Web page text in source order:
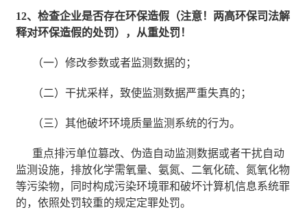
12、检查企业是否存在环保造假（注意！两高环保司法解
释对环保造假的处罚），从重处罚！
（一）修改参数或者监测数据的；
（二）干扰采样，致使监测数据严重失真的；
（三）其他破坏环境质量监测系统的行为。
重点排污单位篡改、伪造自动监测数据或者干扰自动
监测设施，排放化学需氧量、氨氮、二氧化硫、氮氧化物
等污染物，同时构成污染环境罪和破坏计算机信息系统罪
的，依照处罚较重的规定定罪处罚。